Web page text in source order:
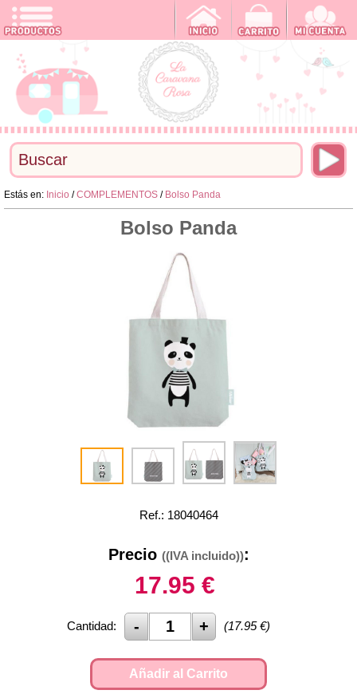
Estás en: Inicio /COMPLEMENTOS / Bolso Panda
Bolso Panda
Ref.: 18040464
Precio ((IVA incluido)):
17.95 €
Cantidad: (17.95€)
Añadir al Carrito